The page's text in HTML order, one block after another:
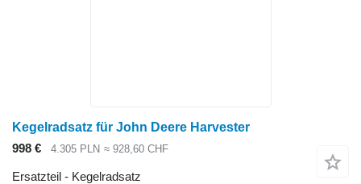
Kegelradsatz für John Deere Harvester
998 €
4.305 PLN ≈ 928,60 CHF
Ersatzteil - Kegelradsatz